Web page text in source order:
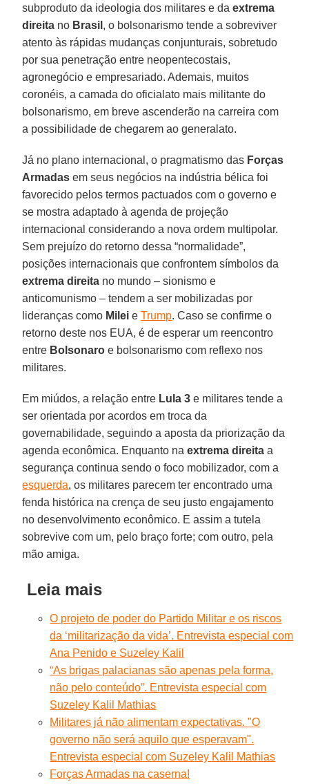
subproduto da ideologia dos militares e daextrema
direita no Brasil , o bolsonarismo tende a sobreviver
atento às rápidas mudanças conjunturais, sobretudo
por sua penetração entre neopentecostais,
agronegócio e empresariado. Ademais, muitos
coronéis, a camada do oficialato mais militante do
bolsonarismo, em breve ascenderão na carreira com
a possibilidade de chegarem ao generalato.
Já no plano internacional, o pragmatismo das Forças
Armadas em seus negócios na indústria bélica foi
favorecido pelos termos pactuados com o governo e
se mostra adaptado à agenda de projeção
internacional considerando a nova ordem multipolar.
Sem prejuízo do retorno dessa “normalidade”,
posições internacionais que confrontem símbolos da
extrema direita no mundo – sionismo e
anticomunismo – tendem a ser mobilizadas por
lideranças como Milei eTrump. Caso se confirme o
retorno deste nos EUA, é de esperar um reencontro
entre Bolsonaro e bolsonarismo com reflexo nos
militares.
Em miúdos, a relação entre Lula 3 e militares tende a
ser orientada por acordos em troca da
governabilidade, seguindo a aposta da priorização da
agenda econômica. Enquanto naextrema direita a
segurança continua sendo o foco mobilizador, com a
esquerda, os militares parecem ter encontrado uma
fenda histórica na crença de seu justo engajamento
no desenvolvimento econômico. E assim a tutela
sobrevive com um, pelo braço forte; com outro, pela
mão amiga.
Leia mais
O projeto de poder do Partido Militar e os riscos
da ‘militarização da vida’. Entrevista especial com
Ana Penido e Suzeley Kalil
“As brigas palacianas são apenas pela forma,
não pelo conteúdo”. Entrevista especial com
Suzeley Kalil Mathias
Militares já não alimentam expectativas. "O
governo não será aquilo que esperavam".
Entrevista especial com Suzeley Kalil Mathias
Forças Armadas na caserna!